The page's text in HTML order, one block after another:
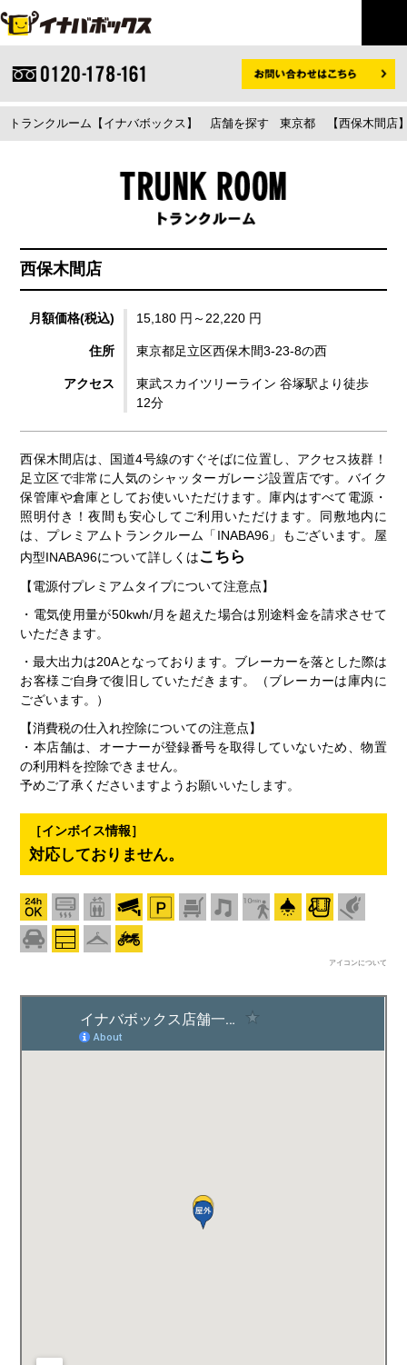
トランクルーム【イナバボックス】 店舗を探す 東京都 【西保木間店
西保木間店
月額価格(税込) 15,180 円～22,220 円
住所 東京都足立区西保木間3-23-8の西
アクセス
東武スカイツリーライン 谷塚駅より徒歩
12分
西保木間店は、国道4号線のすぐそばに位置し、アクセス抜群！
足立区で非常に人気のシャッターガレージ設置店です。バイク
保管庫や倉庫としてお使いいただけます。庫内はすべて電源・
照明付き！夜間も安心してご利用いただけます。同敷地内に
は、プレミアムトランクルーム「INABA96」もございます。屋
内型INABA96について詳しくはこちら
【電源付プレミアムタイプについて注意点】
・電気使用量が50kwh/月を超えた場合は別途料金を請求させて
いただきます。
・最大出力は20Aとなっております。ブレーカーを落とした際は
お客様ご自身で復旧していただきます。（ブレーカーは庫内に
ございます。）
【消費税の仕入れ控除についての注意点】
・本店舗は、オーナーが登録番号を取得していないため、物置
の利用料を控除できません。
予めご了承くださいますようお願いいたします。
［インボイス情報］
対応しておりません。
アイコンについて